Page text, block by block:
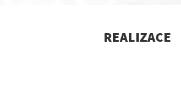
REALIZACE